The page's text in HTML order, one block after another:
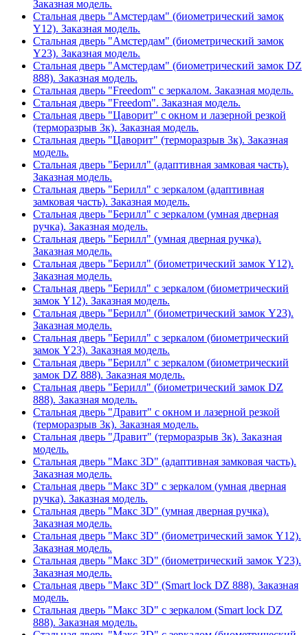
Заказная модель.
Стальная дверь "Амстердам" (биометрический замок
Y12). Заказная модель.
Стальная дверь "Амстердам" (биометрический замок
Y23). Заказная модель.
Стальная дверь "Амстердам" (биометрический замок DZ
888). Заказная модель.
Стальная дверь "Freedom" с зеркалом. Заказная модель.
Стальная дверь "Freedom". Заказная модель.
Стальная дверь "Цаворит" с окном и лазерной резкой
(терморазрыв 3к). Заказная модель.
Стальная дверь "Цаворит" (терморазрыв 3к). Заказная
модель.
Стальная дверь "Берилл" (адаптивная замковая часть).
Заказная модель.
Стальная дверь "Берилл" с зеркалом (адаптивная
замковая часть). Заказная модель.
Стальная дверь "Берилл" с зеркалом (умная дверная
ручка). Заказная модель.
Стальная дверь "Берилл" (умная дверная ручка).
Заказная модель.
Стальная дверь "Берилл" (биометрический замок Y12).
Заказная модель.
Стальная дверь "Берилл" с зеркалом (биометрический
замок Y12). Заказная модель.
Стальная дверь "Берилл" (биометрический замок Y23).
Заказная модель.
Стальная дверь "Берилл" с зеркалом (биометрический
замок Y23). Заказная модель.
Стальная дверь "Берилл" с зеркалом (биометрический
замок DZ 888). Заказная модель.
Стальная дверь "Берилл" (биометрический замок DZ
888). Заказная модель.
Стальная дверь "Дравит" с окном и лазерной резкой
(терморазрыв 3к). Заказная модель.
Стальная дверь "Дравит" (терморазрыв 3к). Заказная
модель.
Стальная дверь "Макс 3D" (адаптивная замковая часть).
Заказная модель.
Стальная дверь "Макс 3D" с зеркалом (умная дверная
ручка). Заказная модель.
Стальная дверь "Макс 3D" (умная дверная ручка).
Заказная модель.
Стальная дверь "Макс 3D" (биометрический замок Y12).
Заказная модель.
Стальная дверь "Макс 3D" (биометрический замок Y23).
Заказная модель.
Стальная дверь "Макс 3D" (Smart lock DZ 888). Заказная
модель.
Стальная дверь "Макс 3D" с зеркалом (Smart lock DZ
888). Заказная модель.